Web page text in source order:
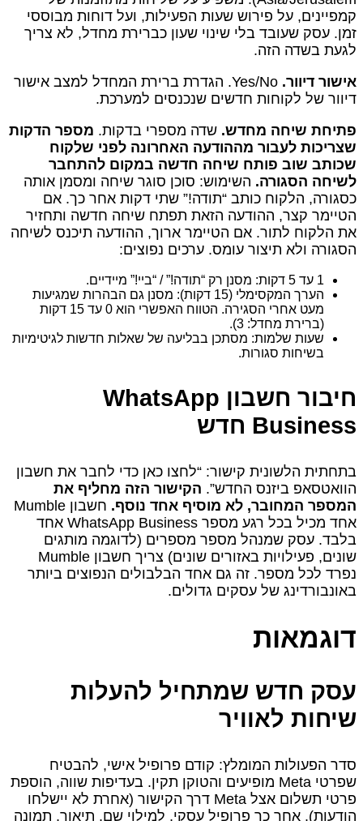
קמפיינים, על פירוש שעות הפעילות, ועל דוחות מבוססי
זמן. עסק שעובד בלי שינוי שעון כברירת מחדל, לא צריך
לגעת בשדה הזה.
אישור דיוור.
Yes/No. הגדרת ברירת המחדל למצב אישור
דיוור של לקוחות חדשים שנכנסים למערכת.
פתיחת שיחה מחדש. שדה מספרי בדקות. מספר הדקות
שצריכות לעבור מההודעה האחרונה לפני שלקוח
שכותב שוב פותח שיחה חדשה במקום להתחבר
לשיחה הסגורה. השימוש: סוכן סוגר שיחה ומסמן אותה
כסגורה, הלקוח כותב “תודה!” שתי דקות אחר כך. אם
הטיימר קצר, ההודעה הזאת תפתח שיחה חדשה ותחזיר
את הלקוח לתור. אם הטיימר ארוך, ההודעה תיכנס לשיחה
הסגורה ולא תיצור עומס. ערכים נפוצים:
1 עד 5 דקות: מסנן רק “תודה!” / “ביי!” מיידיים.
הערך המקסימלי (15 דקות): מסנן גם הבהרות שמגיעות
מעט אחרי הסגירה. הטווח האפשרי הוא 0 עד 15 דקות
(ברירת מחדל: 3).
שעות שלמות: מסתכן בבליעה של שאלות חדשות לגיטימיות
בשיחות סגורות.
חיבור חשבון WhatsApp
Business חדש
בתחתית הלשונית קישור: “לחצו כאן כדי לחבר את חשבון
הוואטסאפ ביזנס החדש”. הקישור הזה מחליף את
המספר המחובר, לא מוסיף אחד נוסף.
חשבון Mumble
אחד מכיל בכל רגע מספר WhatsApp Business אחד
בלבד. עסק שמנהל מספר מספרים (לדוגמה מותגים
שונים, פעילויות באזורים שונים) צריך חשבון Mumble
נפרד לכל מספר. זה גם אחד הבלבולים הנפוצים ביותר
באונבורדינג של עסקים גדולים.
דוגמאות
עסק חדש שמתחיל להעלות
שיחות לאוויר
סדר הפעולות המומלץ: קודם פרופיל אישי, להבטיח
שפרטי Meta מופיעים והטוקן תקין. בעדיפות שווה, הוספת
פרטי תשלום אצל Meta דרך הקישור (אחרת לא יישלחו
הודעות). אחר כך פרופיל עסקי, למילוי שם, תיאור, תמונה